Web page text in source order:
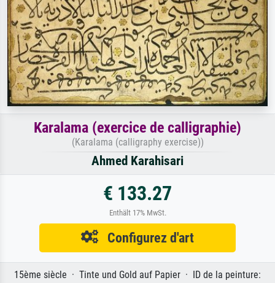
Karalama (exercice de calligraphie)
(Karalama (calligraphy exercise))
Ahmed Karahisari
€ 133.27
Enthält 17% MwSt.
Configurez d'art
15ème siècle · Tinte und Gold auf Papier · ID de la peinture: